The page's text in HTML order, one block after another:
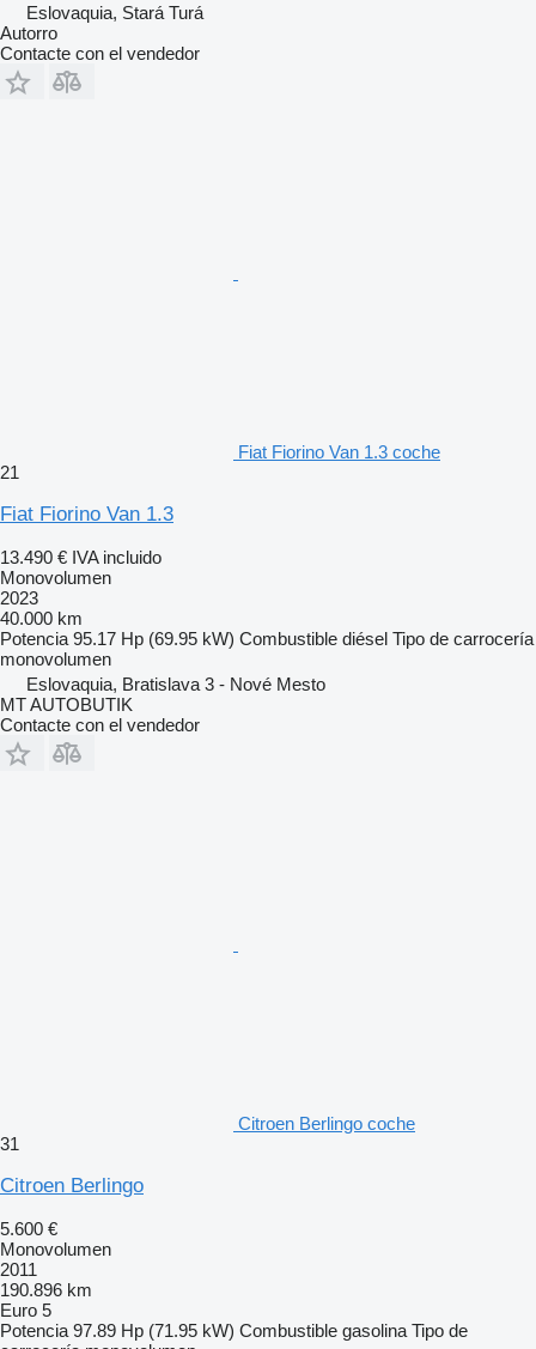
Eslovaquia, Stará Turá
Autorro
Contacte con el vendedor
Fiat Fiorino Van 1.3 coche
21
Fiat Fiorino Van 1.3
13.490 € IVA incluido
Monovolumen
2023
40.000 km
Potencia 95.17 Hp (69.95 kW) Combustible diésel Tipo de carrocería
monovolumen
Eslovaquia, Bratislava 3 - Nové Mesto
MT AUTOBUTIK
Contacte con el vendedor
Citroen Berlingo coche
31
Citroen Berlingo
5.600 €
Monovolumen
2011
190.896 km
Euro 5
Potencia 97.89 Hp (71.95 kW) Combustible gasolina Tipo de